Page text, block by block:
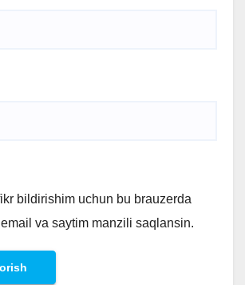
bildirishim uchun bu brauzerda
va saytim manzili saqlansin.